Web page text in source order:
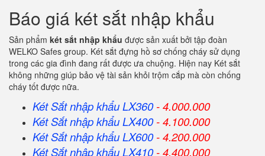
Báo giá két sắt nhập khẩu
Sản phẩm két sắt nhập khẩu được sản xuất bởi tập đoàn
WELKO Safes group. Két sắt đựng hồ sơ chống cháy sử dụng
trong các gia đình đang rất được ưa chuộng. Hiện nay Két sắt
không những giúp bảo vệ tài sản khỏi trộm cắp mà còn chống
cháy tốt được nữa.
Két Sắt nhập khẩu LX360- 4.000.000
Két Sắtnhập khẩuLX400- 4.100.000
Két Sắtnhập khẩuLX600- 4.200.000
Két Sắtnhập khẩuLX410- 4.400.000